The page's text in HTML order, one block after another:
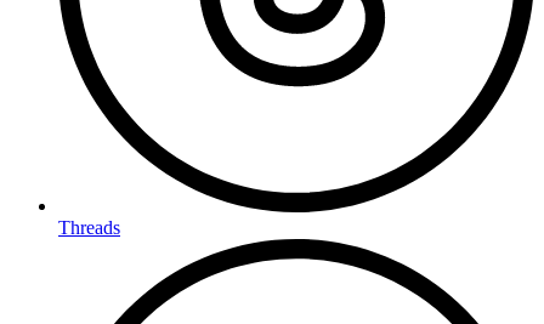
Threads